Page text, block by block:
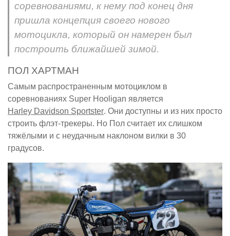
соревнованиями, к нему под конец дня
пришла концепция своего нового
мотоцикла, который он намерен был
построить ближайшей зимой.
ПОЛ ХАРТМАН
Самым распространенным мотоциклом в
соревнованиях Super Hooligan является
Harley Davidson Sportster. Они доступны и из них просто
строить флэт-трекеры. Но Пол считает их слишком
тяжёлыми и с неудачным наклоном вилки в 30
градусов.